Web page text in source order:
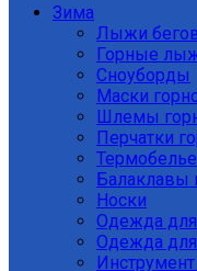
Зима
Лыжи
Горные
Сноуборды
Маски
Шлемы
Перчатки
Термобелье
Балаклавы
Носки
Одежда
Одежда для